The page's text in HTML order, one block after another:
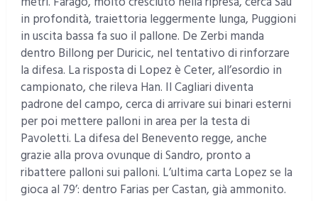
in profondità, traiettoria leggermente lunga, Puggioni
in uscita bassa fa suo il pallone. De Zerbi manda
dentro Billong per Duricic, nel tentativo di rinforzare
la difesa. La risposta di Lopez è Ceter, all’esordio in
campionato, che rileva Han. Il Cagliari diventa
padrone del campo, cerca di arrivare sui binari esterni
per poi mettere palloni in area per la testa di
Pavoletti. La difesa del Benevento regge, anche
grazie alla prova ovunque di Sandro, pronto a
ribattere palloni sui palloni. L’ultima carta Lopez se la
gioca al 79’: dentro Farias per Castan, già ammonito.